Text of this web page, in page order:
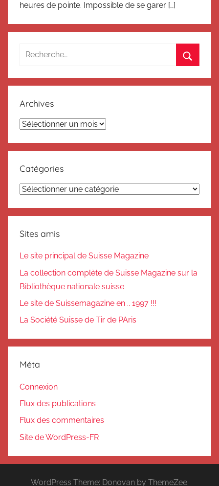
heures de pointe. Impossible de se garer […]
Recherche
:
Archives
Archives
Catégories
Catégories
Sites amis
Le site principal de Suisse Magazine
La collection complète de Suisse Magazine sur la
Bibliothèque nationale suisse
Le site de Suissemagazine en .. 1997 !!!
La Société Suisse de Tir de PAris
Méta
Connexion
Flux des publications
Flux des commentaires
Site de WordPress-FR
WordPress Theme: Donovan by ThemeZee.